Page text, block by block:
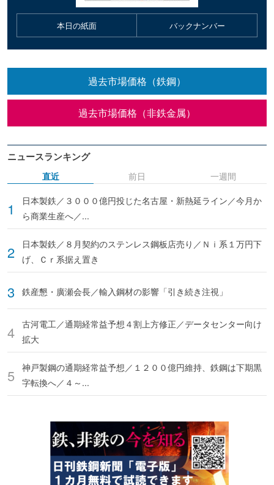
本日の紙面 バックナンバー
過去市場価格（鉄鋼）
過去市場価格（非鉄金属）
ニュースランキング
直近
日本製鉄／３０００億円投じた名古屋・新熱延ライン／今月か
ら商業生産へ／...
日本製鉄／８月契約のステンレス鋼板店売り／Ｎｉ系１万円下
げ、Ｃｒ系据え置き
鉄産懇・廣瀬会長／輸入鋼材の影響「引き続き注視」
古河電工／通期経常益予想４割上方修正／データセンター向け
拡大
神戸製鋼の通期経常益予想／１２００億円維持、鉄鋼は下期黒
字転換へ／４～...
前日 一週間